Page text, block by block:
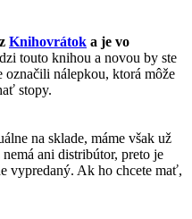
Knihovrátok a je vo
touto knihou a novou by ste
označili nálepkou, ktorá môže
stopy.
na sklade, máme však už
ani distribútor, preto je
vypredaný. Ak ho chcete mať,